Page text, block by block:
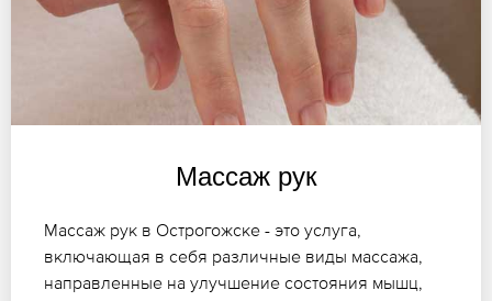
Массаж рук
Массаж рук в Острогожске - это услуга,
включающая в себя различные виды массажа,
направленные на улучшение состояния мышц,